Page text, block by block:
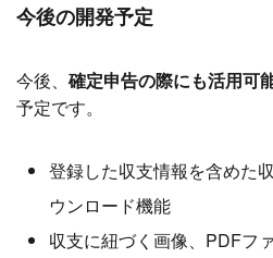
今後の開発予定
今後、 確定申告の際にも活用可
予定です。
登録した収支情報を含めた
ウンロード機能
収支に紐づく画像、PDFフ